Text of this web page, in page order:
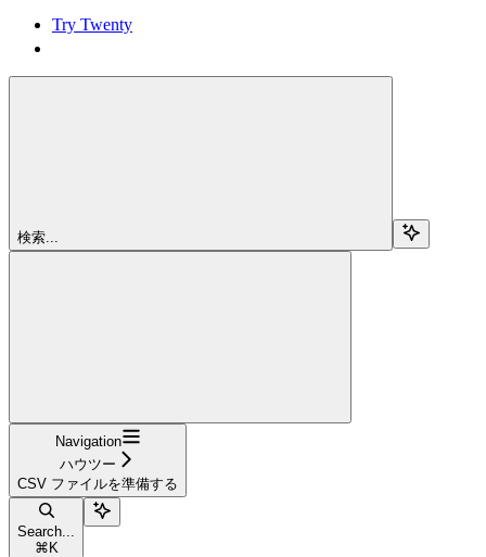
Try Twenty
検索...
Navigation
ハウツー
CSV ファイルを準備する
Search...
⌘ K